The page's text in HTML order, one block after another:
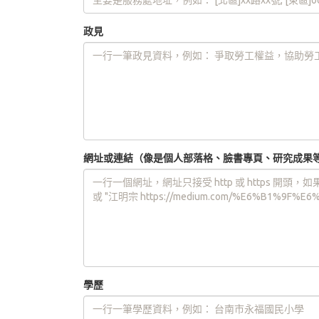
政見
網址或連結（像是個人部落格、臉書專頁、研究成果
學歷